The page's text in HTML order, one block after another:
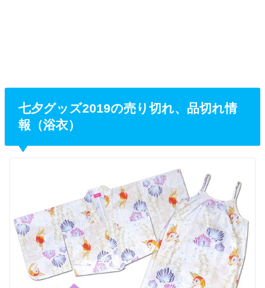
七夕グッズ2019の売り切れ、品切れ情
報（浴衣）